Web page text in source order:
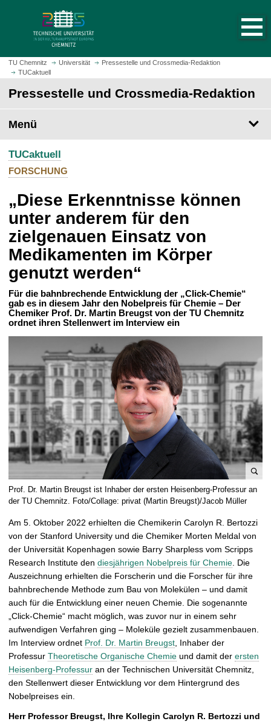
m
H
t
s
i
e
a
u
f
r
u
f
n
TU Chemnitz Universität
Pressestelle und Crossmedia-Redaktion
TUCaktuell
Pressestelle und Crossmedia-Redaktion
Menü
TUCaktuell
FORSCHUNG
„Diese Erkenntnisse können
unter anderem für den
zielgenauen Einsatz von
Medikamenten im Körper
genutzt werden“
Für die bahnbrechende Entwicklung der „Click-Chemie“
gab es in diesem Jahr den Nobelpreis für Chemie – Der
Chemiker Prof. Dr. Martin Breugst von der TU Chemnitz
ordnet ihren Stellenwert im Interview ein
B
i
d
v
e
r
g
r
ö
ß
e
r
n
Prof. Dr. Martin Breugst ist Inhaber der ersten Heisenberg-Professur an
der TU Chemnitz. Foto/Collage: privat (Martin Breugst)/Jacob Müller
Am 5. Oktober 2022 erhielten die Chemikerin Carolyn R. Bertozzi
von der Stanford University und die Chemiker Morten Meldal von
der Universität Kopenhagen sowie Barry Sharpless vom Scripps
Research Institute den diesjährigen Nobelpreis für Chemie. Die
Auszeichnung erhielten die Forscherin und die Forscher für ihre
bahnbrechende Methode zum Bau von Molekülen – und damit
auch für die Entwicklung einer neuen Chemie. Die sogenannte
„Click-Chemie“ macht möglich, was zuvor nur in einem sehr
aufwendigen Verfahren ging – Moleküle gezielt zusammenbauen.
Im Interview ordnet Prof. Dr. Martin Breugst, Inhaber der
Professur Theoretische Organische Chemie und damit der ersten
Heisenberg-Professur an der Technischen Universität Chemnitz,
den Stellenwert dieser Entwicklung vor dem Hintergrund des
Nobelpreises ein.
Herr Professor Breugst, Ihre Kollegin Carolyn R. Bertozzi und